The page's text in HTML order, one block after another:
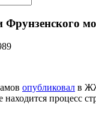
опубликовал в
находится процесс